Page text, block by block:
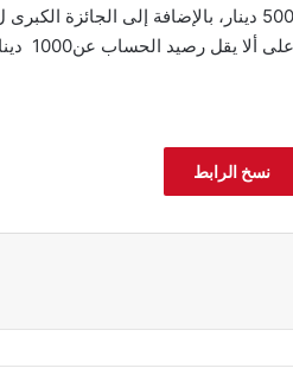
فائزين وهي عبارة عن
نسخ الرابط